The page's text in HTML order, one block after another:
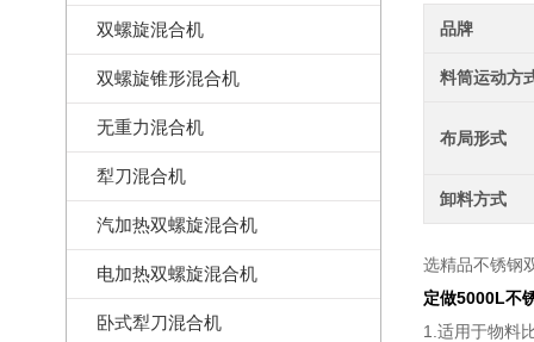
双螺旋混合机
双螺旋锥形混合机
无重力混合机
犁刀混合机
汽加热双螺旋混合机
电加热双螺旋混合机
卧式犁刀混合机
品牌
料筒运动方
布局形式
卸料方式
选精品不锈钢
定做5000L不
1.适用于物料